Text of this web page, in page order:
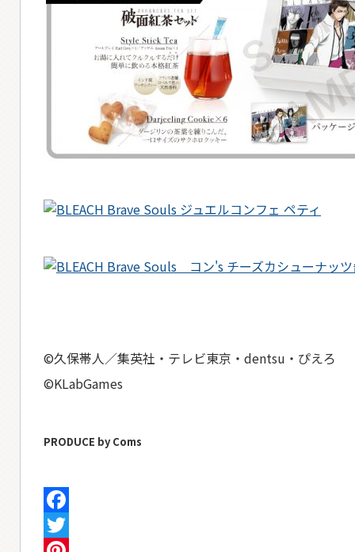
©久保帯人／集英社・テレビ東京・dentsu・ぴえろ
©KLabGames
PRODUCE by Coms
Facebook
Twitter